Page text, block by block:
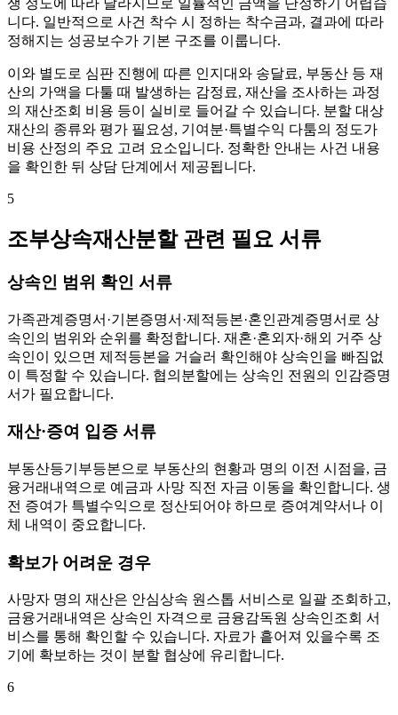
쟁 정도에 따라 달라지므로 일률적인 금액을 단정하기 어렵습
니다. 일반적으로 사건 착수 시 정하는 착수금과, 결과에 따라
정해지는 성공보수가 기본 구조를 이룹니다.
이와 별도로 심판 진행에 따른 인지대와 송달료, 부동산 등 재
산의 가액을 다툴 때 발생하는 감정료, 재산을 조사하는 과정
의 재산조회 비용 등이 실비로 들어갈 수 있습니다. 분할 대상
재산의 종류와 평가 필요성, 기여분·특별수익 다툼의 정도가
비용 산정의 주요 고려 요소입니다. 정확한 안내는 사건 내용
을 확인한 뒤 상담 단계에서 제공됩니다.
5
조부상속재산분할 관련 필요 서류
상속인 범위 확인 서류
가족관계증명서·기본증명서·제적등본·혼인관계증명서로 상
속인의 범위와 순위를 확정합니다. 재혼·혼외자·해외 거주 상
속인이 있으면 제적등본을 거슬러 확인해야 상속인을 빠짐없
이 특정할 수 있습니다. 협의분할에는 상속인 전원의 인감증명
서가 필요합니다.
재산·증여 입증 서류
부동산등기부등본으로 부동산의 현황과 명의 이전 시점을, 금
융거래내역으로 예금과 사망 직전 자금 이동을 확인합니다. 생
전 증여가 특별수익으로 정산되어야 하므로 증여계약서나 이
체 내역이 중요합니다.
확보가 어려운 경우
사망자 명의 재산은 안심상속 원스톱 서비스로 일괄 조회하고,
금융거래내역은 상속인 자격으로 금융감독원 상속인조회 서
비스를 통해 확인할 수 있습니다. 자료가 흩어져 있을수록 조
기에 확보하는 것이 분할 협상에 유리합니다.
6